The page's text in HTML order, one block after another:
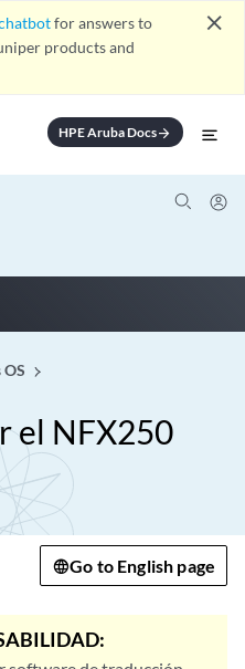
for answers to
products and
close
HPE Aruba Docsarrow_forward
OS
el NFX250
Go to English page